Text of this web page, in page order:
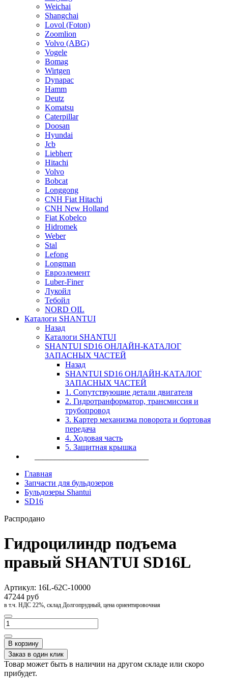
Weichai
Shangchai
Lovol (Foton)
Zoomlion
Volvo (ABG)
Vogele
Bomag
Wirtgen
Dynapac
Hamm
Deutz
Komatsu
Caterpillar
Doosan
Hyundai
Jcb
Liebherr
Hitachi
Volvo
Bobcat
Longgong
CNH Fiat Hitachi
CNH New Holland
Fiat Kobelco
Hidromek
Weber
Stal
Lefong
Longman
Евроэлемент
Luber-Finer
Лукойл
Тебойл
NORD OIL
Каталоги SHANTUI
Назад
Каталоги SHANTUI
SHANTUI SD16 ОНЛАЙН-КАТАЛОГ
ЗАПАСНЫХ ЧАСТЕЙ
Назад
SHANTUI SD16 ОНЛАЙН-КАТАЛОГ
ЗАПАСНЫХ ЧАСТЕЙ
1. Сопутствующие детали двигателя
2. Гидротранформатор, трансмиссия и
трубопровод
3. Картер механизма поворота и бортовая
передача
4. Ходовая часть
5. Защитная крышка
Главная
Запчасти для бульдозеров
Бульдозеры Shantui
SD16
Распродано
Гидроцилиндр подъема
правый SHANTUI SD16L
Артикул: 16L-62C-10000
47244 руб
в т.ч. НДС 22%, склад Долгопрудный, цена ориентировочная
В корзину
Заказ в один клик
Товар может быть в наличии на другом складе или скоро
прибудет.